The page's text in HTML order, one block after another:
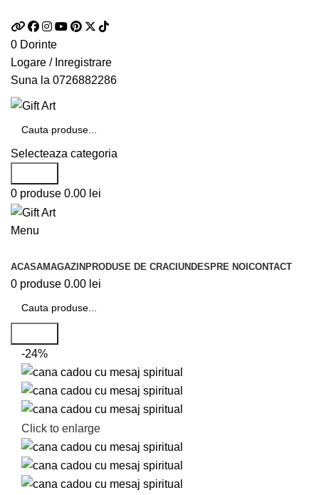
0 Dorinte
Logare / Inregistrare
Suna la 0726882286
Selecteaza categoria
0 produse 0.00 lei
Menu
ACASAMAGAZINPRODUSE DE CRACIUNDESPRE NOICONTACT
0 produse 0.00 lei
-24%
Click to enlarge